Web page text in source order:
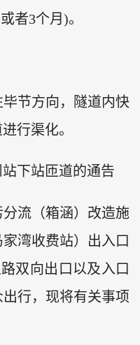
者3个月)。
节方向，隧道内快
行渠化。
下站匝道的通告
流（箱涵）改造施
湾收费站）出入口
双向出口以及入口
行，现将有关事项